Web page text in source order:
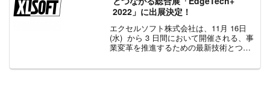
2022」に出展決定！
エクセルソフト株式会社は、11月 16日
(水) から 3 日間において開催される、事
業変革を推進するための最新技術とつな
いたします。このイベントでは、クラウ